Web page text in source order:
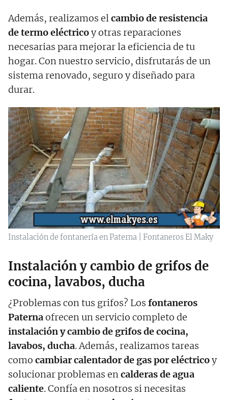
Además, realizamos elcambio de resistencia
de termo eléctricoy otras reparaciones
necesarias para mejorar la eficiencia de tu
hogar. Con nuestro servicio, disfrutarás de un
sistema renovado, seguro y diseñado para
durar.
Instalación de fontanería en Paterna | Fontaneros El Maky
Instalación y cambio de grifos de
cocina, lavabos, ducha
¿Problemas con tus grifos? Los fontaneros
Paternaofrecen un servicio completo de
instalación y cambio de grifos de cocina,
lavabos, ducha. Además, realizamos tareas
como cambiar calentador de gas por eléctricoy
solucionar problemas encalderas de agua
caliente. Confía en nosotros si necesitas